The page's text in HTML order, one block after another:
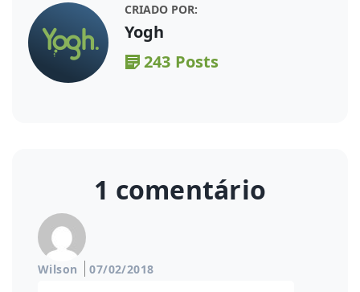
CRIADO POR:
Yogh
243 Posts
1 comentário
Wilson 07/02/2018